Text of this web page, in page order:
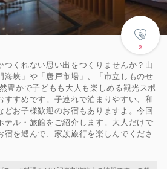
2
つくれない思い出をつくりませんか？山
海峡」や「唐戸市場」、「市立しものせ
豊かで子どもも大人も楽しめる観光スポ
すすめです。子連れで泊まりやすい、和
どお子様歓迎のお宿もありますよ。今回
テル・旅館をご紹介します。大人だけで
宿を選んで、家族旅行を楽しんでくださ